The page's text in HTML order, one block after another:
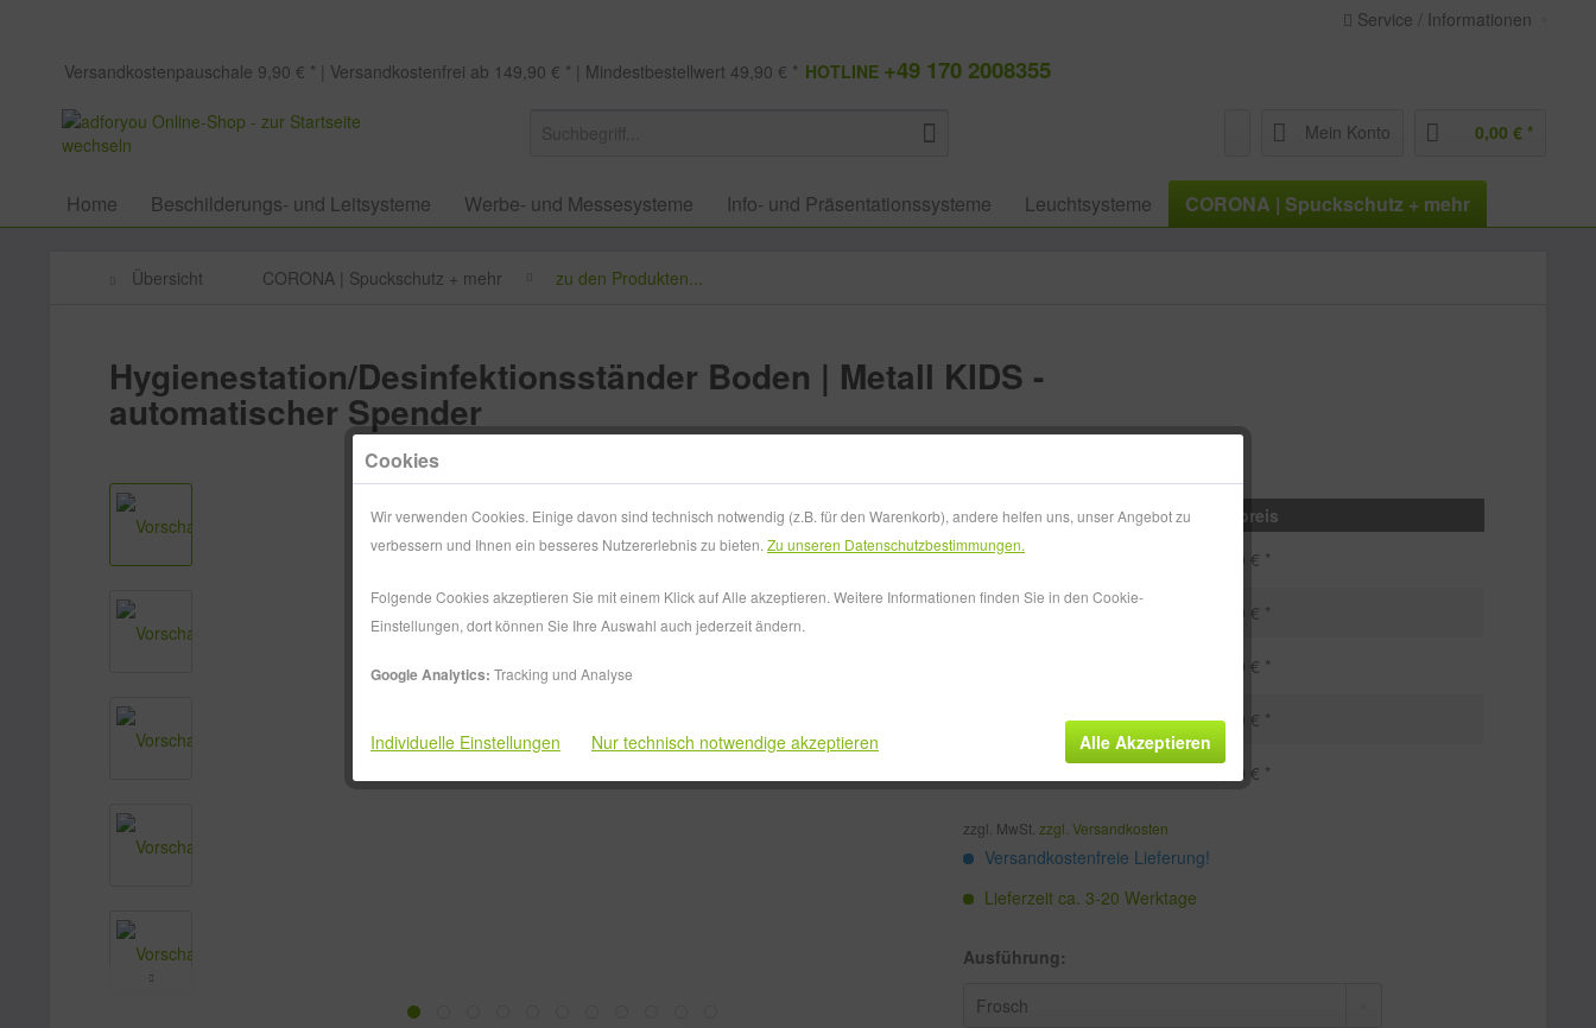
Service / Informationen
Versandkostenpauschale 9,90 € * | Versandkostenfrei ab 149,90 € * | Mindestbestellwert 49,90 € * HOTLINE +49 170 2008355
Mein Konto 0,00 € *
Home Beschilderungs- und Leitsysteme Werbe- und Messesysteme Info- und Präsentationssysteme Leuchtsysteme CORONA | Spuckschutz + mehr
Übersicht CORONA | Spuckschutz + mehr zu den Produkten...
Hygienestation/Desinfektionsständer Boden | Metall KIDS -
automatischer Spender
Menge
Stückpreis
bis10 229,49 € *
222,49 € *
216,49 € *
211,49 € *
204,49 € *
zzgl. MwSt.zzgl. Versandkosten
Versandkostenfreie Lieferung!
Lieferzeit ca. 3-20 Werktage
Ausführung:
Cookies
Wir verwenden Cookies. Einige davon sind technisch notwendig (z.B. für den Warenkorb), andere helfen uns, unser Angebot zu
verbessern und Ihnen ein besseres Nutzererlebnis zu bieten. Zu unseren Datenschutzbestimmungen.
Folgende Cookies akzeptieren Sie mit einem Klick auf Alle akzeptieren. Weitere Informationen finden Sie in den Cookie-
Einstellungen, dort können Sie Ihre Auswahl auch jederzeit ändern.
Google Analytics: Tracking und Analyse
Individuelle Einstellungen Nur technisch notwendige akzeptieren Alle Akzeptieren